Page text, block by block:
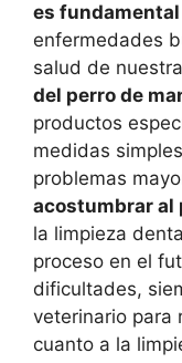
es fundamental
enfermedades
salud de
del perro de
productos
medidas
problemas
acostumbrar al
la limpieza
proceso en el
dificultades,
veterinario para
cuanto a la